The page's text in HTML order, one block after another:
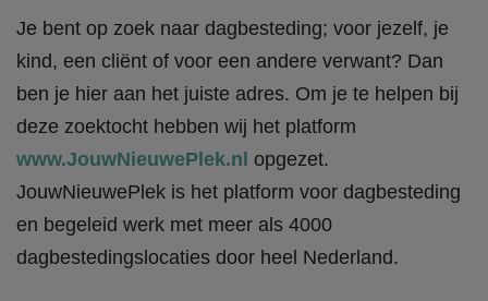
Je bent op zoek naar dagbesteding; voor jezelf, je
kind, een cliënt of voor een andere verwant? Dan
ben je hier aan het juiste adres. Om je te helpen bij
deze zoektocht hebben wij het platform
www.JouwNieuwePlek.nl opgezet.
JouwNieuwePlek is het platform voor dagbesteding
en begeleid werk met meer als 4000
dagbestedingslocaties door heel Nederland.